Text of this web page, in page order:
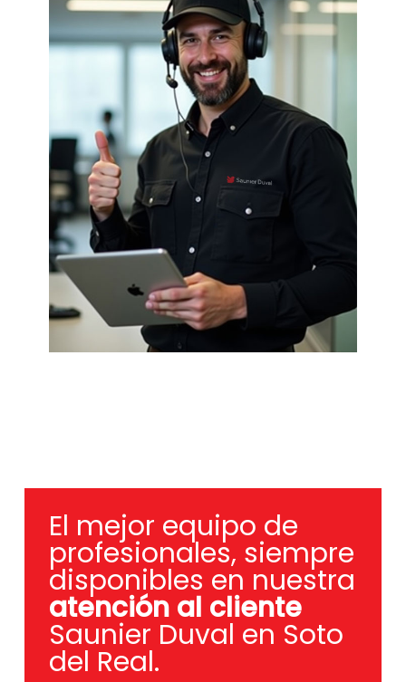
El mejor equipo de
profesionales, siempre
disponibles en nuestra
atención al cliente
Saunier Duval en Soto
del Real.